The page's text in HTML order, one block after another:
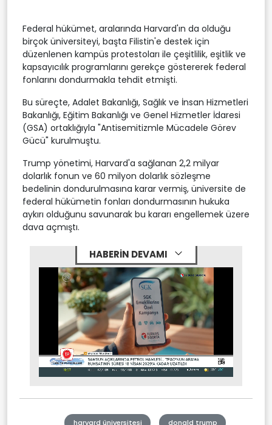
Federal hükümet, aralarında Harvard'ın da olduğu
birçok üniversiteyi, başta Filistin'e destek için
düzenlenen kampüs protestoları ile çeşitlilik, eşitlik ve
kapsayıcılık programlarını gerekçe göstererek federal
fonlarını dondurmakla tehdit etmişti.
Bu süreçte, Adalet Bakanlığı, Sağlık ve İnsan Hizmetleri
Bakanlığı, Eğitim Bakanlığı ve Genel Hizmetler İdaresi
(GSA) ortaklığıyla "Antisemitizmle Mücadele Görev
Gücü" kurulmuştu.
Trump yönetimi, Harvard'a sağlanan 2,2 milyar
dolarlık fonun ve 60 milyon dolarlık sözleşme
bedelinin dondurulmasına karar vermiş, üniversite de
federal hükümetin fonları dondurmasının hukuka
aykırı olduğunu savunarak bu kararı engellemek üzere
dava açmıştı.
HABERİN DEVAMI
Mute Stream
harvard üniversitesi donald trump